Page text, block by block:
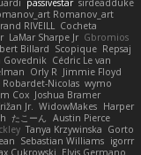
passivestar sirdeadduke
Romanov_art
RIVEILL Cocheta
LaMar Sharpe Jr Gbromios
Billard Scopique Repsaj
Govednik Cédric Le van
Orly R Jimmie Floyd
Robardet-Nicolas wymo
Cox Joshua Bramer
Jr. WidowMakes Harper
たこーん Austin Pierce
Tanya Krzywinska Gorto
Sebastian Williams igorrr
Cukrowski Elvis Germano